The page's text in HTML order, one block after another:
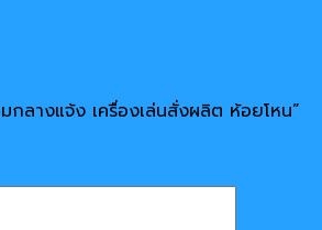
ลางแจ้ง เครื่องเล่นสั่งผลิต ห้อยโหน”